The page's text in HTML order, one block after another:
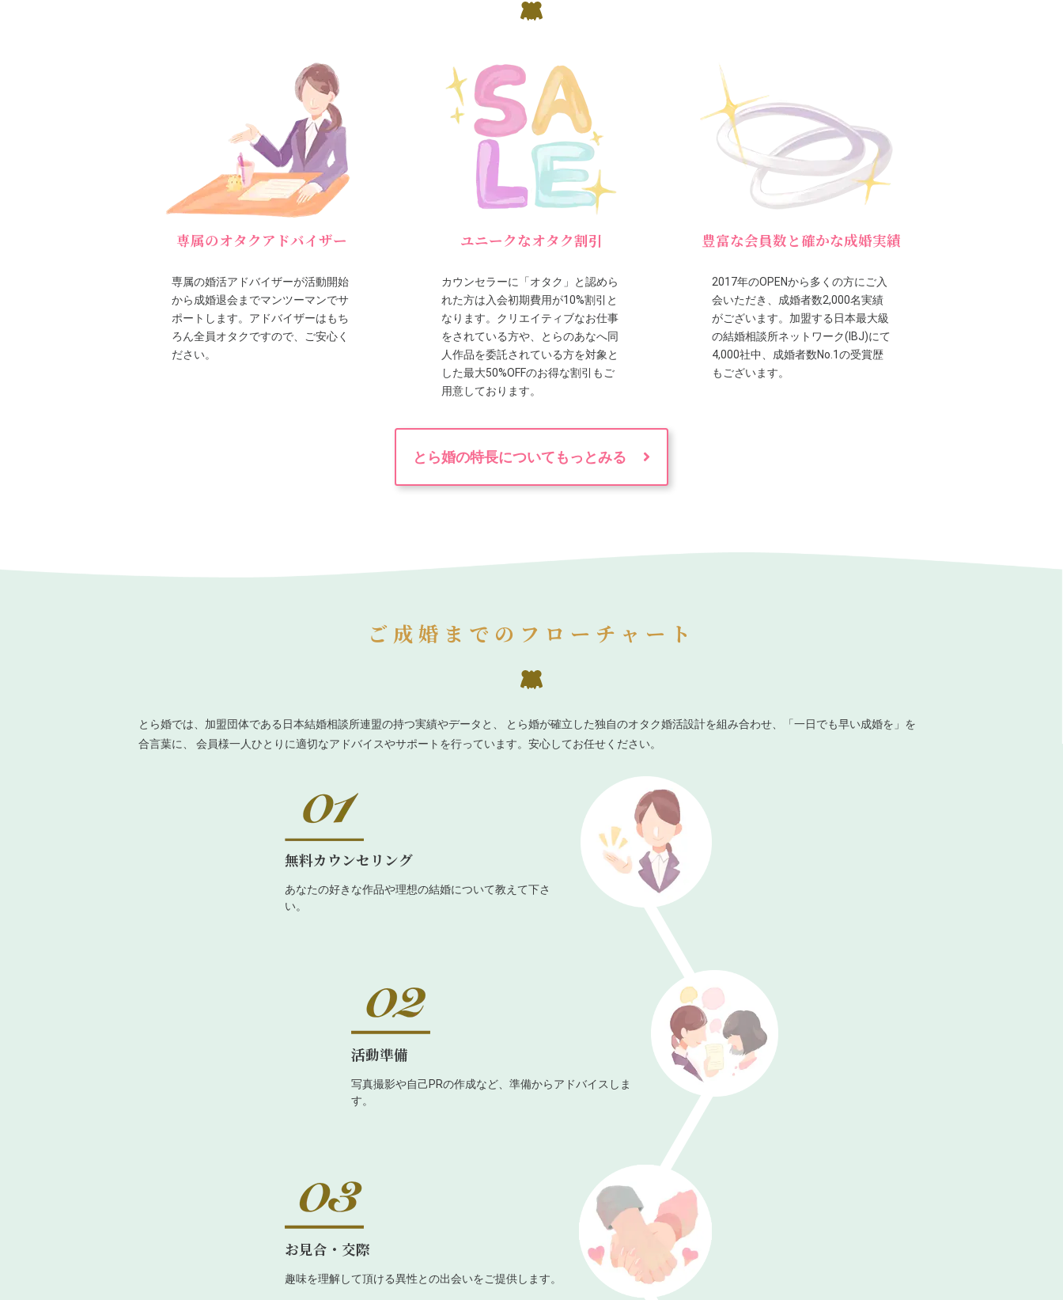
専属のオタクアドバイザー
専属の婚活アドバイザーが活動開始
から成婚退会までマンツーマンでサ
ポートします。アドバイザーはもち
ろん全員オタクですので、ご安心く
ださい。
ユニークなオタク割引
カウンセラーに「オタク」と認めら
れた方は入会初期費用が10%割引と
なります。クリエイティブなお仕事
をされている方や、とらのあなへ同
人作品を委託されている方を対象と
した最大50%OFFのお得な割引もご
用意しております。
豊富な会員数と確かな成婚実績
2017年のOPENから多くの方にご入
会いただき、成婚者数2,000名実績
がございます。加盟する日本最大級
の結婚相談所ネットワーク(IBJ)にて
4,000社中、成婚者数No.1の受賞歴
もございます。
とら婚の特長についてもっとみる
ご成婚までのフローチャート
とら婚では、加盟団体である日本結婚相談所連盟の持つ実績やデータと、 とら婚が確立した独自のオタク婚活設計を組み合わせ、「一日でも早い成婚を」を
合言葉に、 会員様一人ひとりに適切なアドバイスやサポートを行っています。安心してお任せください。
無料カウンセリング
あなたの好きな作品や理想の結婚について教えて下さ
い。
活動準備
写真撮影や自己PRの作成など、準備からアドバイスしま
す。
お見合・交際
趣味を理解して頂ける異性との出会いをご提供します。